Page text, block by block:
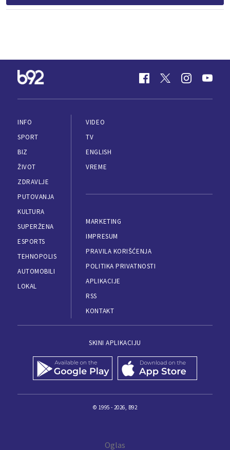
INFO
SPORT
BIZ
ŽIVOT
ZDRAVLJE
PUTOVANJA
KULTURA
SUPERŽENA
ESPORTS
TEHNOPOLIS
AUTOMOBILI
LOKAL
VIDEO
TV
ENGLISH
VREME
MARKETING
IMPRESUM
PRAVILA KORIŠĆENJA
POLITIKA PRIVATNOSTI
APLIKACIJE
RSS
KONTAKT
SKINI APLIKACIJU
© 1995 - 2026, B92